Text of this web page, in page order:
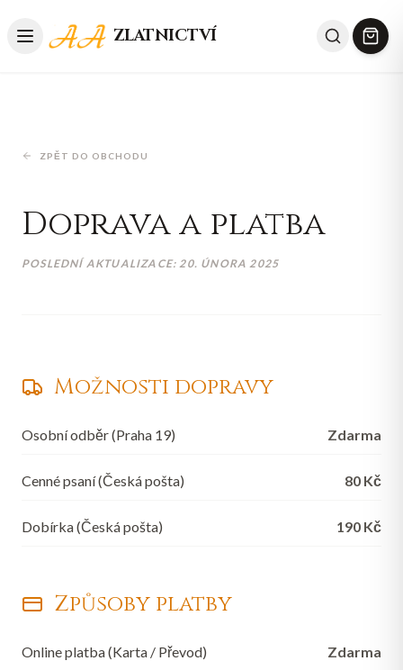
ZLATNICTVÍ
ZPĚT DO OBCHODU
Doprava a platba
POSLEDNÍ AKTUALIZACE: 20. ÚNORA 2025
Možnosti dopravy
Osobní odběr (Praha 19) Zdarma
Cenné psaní (Česká pošta) 80 Kč
Dobírka (Česká pošta) 190 Kč
Způsoby platby
Online platba (Karta / Převod) Zdarma